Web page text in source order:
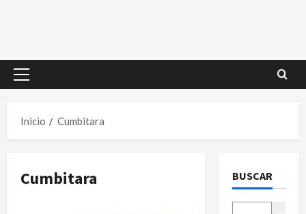
Menú
Inicio
Cumbitara
Cumbitara BUSCAR